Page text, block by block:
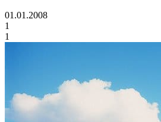
01.01.2008
1
1